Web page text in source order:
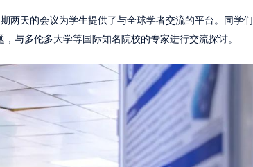
天的会议为学生提供了与全球学者交流的平台。同学
与多伦多大学等国际知名院校的专家进行交流探讨。